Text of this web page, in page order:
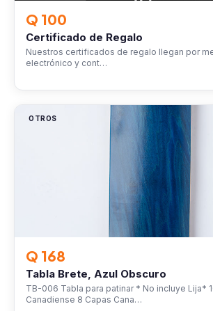
Q 100
Certificado de Regalo
Nuestros certificados de regalo llegan por
electrónico y cont…
OTROS
Q 168
Tabla Brete, Azul Obscuro
TB-006 Tabla para patinar * No incluye Lija*
Canadiense 8 Capas Cana…